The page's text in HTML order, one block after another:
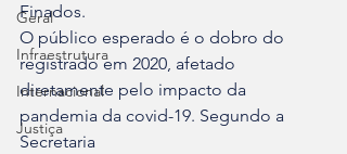
Geral
Infraestrutura
Internacional
Justiça
Finados.
O público esperado é o dobro do
registrado em 2020, afetado
diretamente pelo impacto da
pandemia da covid-19. Segundo a
Secretaria